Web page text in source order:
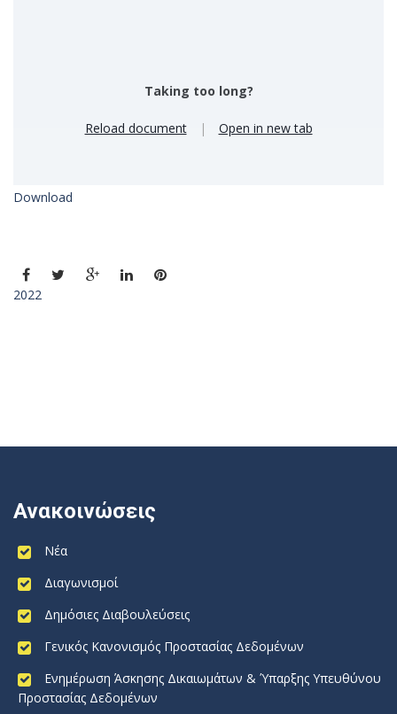
Taking too long?
Reload document | Open in new tab
Download
2022
Ανακοινώσεις
Νέα
Διαγωνισμοί
Δημόσιες Διαβουλεύσεις
Γενικός Κανονισμός Προστασίας Δεδομένων
Ενημέρωση Άσκησης Δικαιωμάτων & Ύπαρξης Υπευθύνου
Προστασίας Δεδομένων